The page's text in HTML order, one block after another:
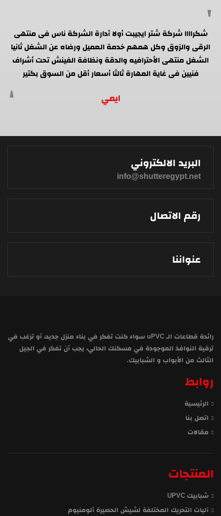
شكراااا شركة شتر ايجيبت أولا أدارة الشركة ناس فى منتهى
الرقى والزوق وكل همهم خدمة العميل ورضاه عن الشغل ثانيا
الشغل منتهى الأحترافيه والدقة ونظافة الفينش تحت أشراف
فنيين فى غاية المهارة ثالثا أسعار أقل من السوق بكتير
ايمي
البريد الالكتروني
info@shutteregypt.net
رقم الاتصال
عنواننا
رائدة قطاعات الـ uPVC سواء كنت تفكر في بناء منزل جديد، أو ترغب في
ترقية النوافذ الموجودة في مسكنك الحالي، يجب أن تفكر في الجيل
الثالث من الأبواب و الشبابيك.
روابط
الرئيسية
اتصل بنا
مقالات
المنتجات
شبابيك UPVC
آليات التحريك المختلفة لشيش الحصيرة ألومنيوم